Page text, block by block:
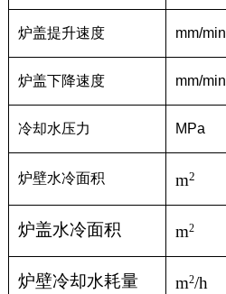
炉盖提升速度 mm/min
炉盖下降速度 mm/min
冷却水压力 MPa
炉壁水冷面积 m2
炉盖水冷面积 m2
炉壁冷却水耗量 m2/h